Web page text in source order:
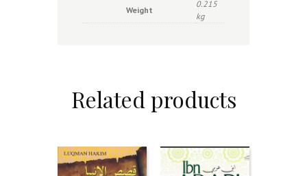
Weight
0.215
kg
Related products